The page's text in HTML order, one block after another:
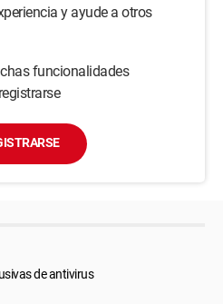
y ayude a otros
funcionalidades
de antivirus